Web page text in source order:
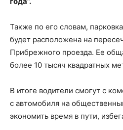
Также по его словам,
будет расположена на
Прибрежного проезда. Ее
более 10 тысяч квадратных
В итоге водители смогут с
с автомобиля на
экономить время в пути,